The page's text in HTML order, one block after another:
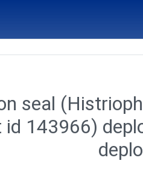
seal
id 143966)